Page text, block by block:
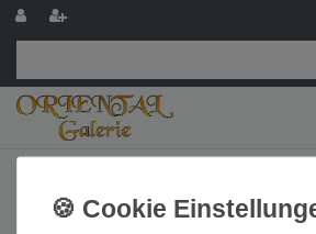
Widerrufs­recht Widerrufs­formular